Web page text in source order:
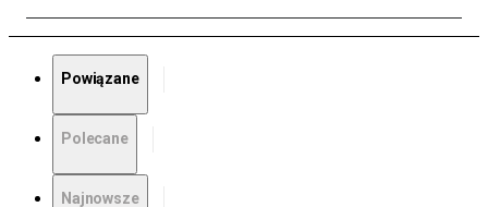
Powiązane
Polecane
Najnowsze